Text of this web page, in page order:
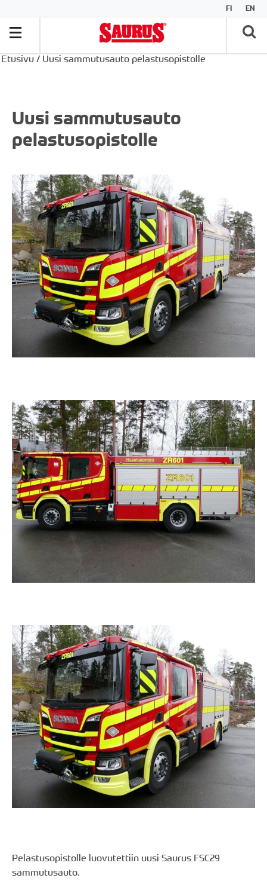
FI EN
Etusivu / Uusi sammutusauto pelastusopistolle
Uusi sammutusauto
pelastusopistolle
Pelastusopistolle luovutettiin uusi Saurus FSC29
sammutusauto.